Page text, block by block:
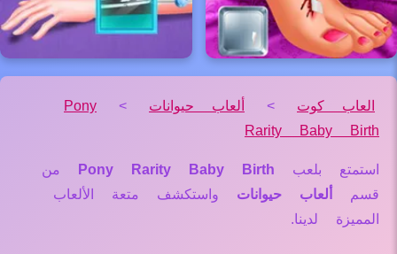
العاب كوت > ألعاب حيوانات >
Pony
Rarity Baby Birth
استمتع بلعب Pony Rarity Baby Birth من
قسم
ألعاب حيوانات واستكشف متعة الألعاب
المميزة لدينا.